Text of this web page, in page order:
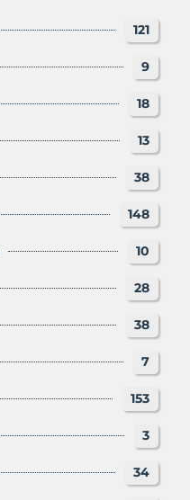
121
9
18
13
38
148
10
28
38
7
153
3
34